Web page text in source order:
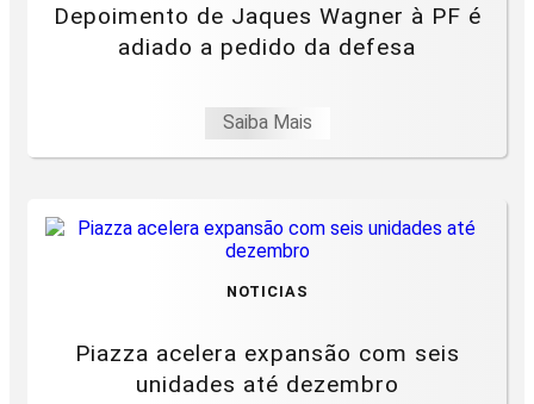
Depoimento de Jaques Wagner à PF é
adiado a pedido da defesa
Saiba Mais
NOTICIAS
Piazza acelera expansão com seis
unidades até dezembro